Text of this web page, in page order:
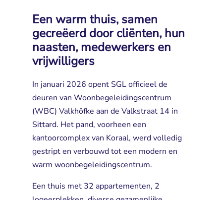
Een warm thuis, samen
gecreëerd door cliënten, hun
naasten, medewerkers en
vrijwilligers
In januari 2026 opent SGL officieel de
deuren van Woonbegeleidingscentrum
(WBC) Valkhöfke aan de Valkstraat 14 in
Sittard. Het pand, voorheen een
kantoorcomplex van Koraal, werd volledig
gestript en verbouwd tot een modern en
warm woonbegeleidingscentrum.
Een thuis met 32 appartementen, 2